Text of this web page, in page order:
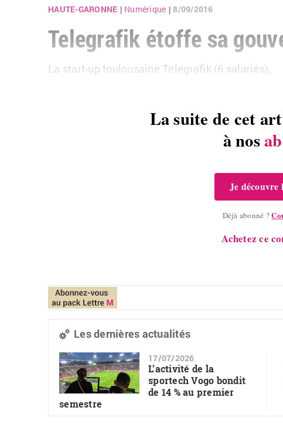
HAUTE-GARONNE Numérique 8/09/2016
Telegrafik étoffe sa
La start-up tou­lou­saine Te­le­gra­fik (6 sa­la­riés),
La suite de cet
à nos
Je découvre
Déjà abonné ?
Achetez ce
Les dernières actualités
17/07/2026
L’activité de la
sportech Vogo bondit
de 14 % au premier
semestre